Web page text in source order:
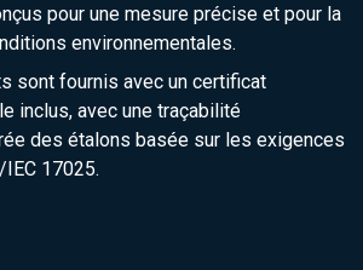
pour une mesure précise et pour la
environnementales.
sont fournis avec un certificat
inclus, avec une traçabilité
des étalons basée sur les exigences
17025.